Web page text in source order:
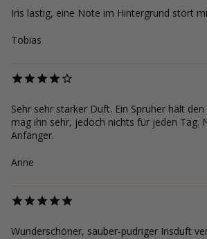
Iris lastig, eine Note im Hintergrund stört
Tobias
Sehr sehr starker Duft. Ein Sprüher hält
mag ihn sehr, jedoch nichts für jeden Tag.
Anfänger.
Anne
Wunderschöner, sauber-pudriger Irisduft